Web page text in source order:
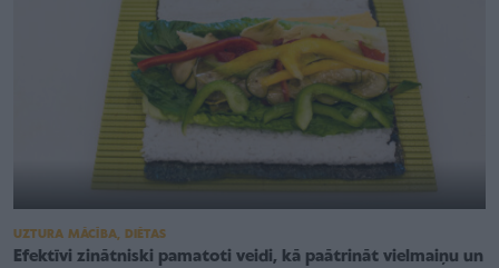
UZTURA MĀCĪBA, DIĒTAS
Efektīvi zinātniski pamatoti veidi, kā paātrināt vielmaiņu un